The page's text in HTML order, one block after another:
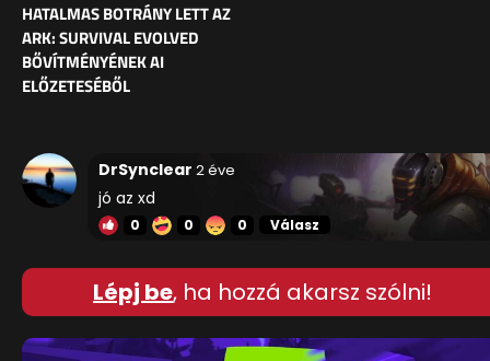
HATALMAS BOTRÁNY LETT AZ
ARK: SURVIVAL EVOLVED
BŐVÍTMÉNYÉNEK AI
ELŐZETESÉBŐL
DrSynclear 2 éve
jó az xd
0 0 0 Válasz
Lépj be, ha hozzá akarsz szólni!